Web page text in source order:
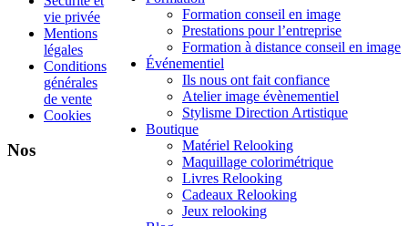
Formation conseil en image
Prestations pour l’entreprise
Formation à distance conseil en image
Événementiel
Ils nous ont fait confiance
Atelier image évènementiel
Stylisme Direction Artistique
Boutique
Matériel Relooking
Maquillage colorimétrique
Livres Relooking
Cadeaux Relooking
Jeux relooking
vie privée
Mentions
légales
Conditions
générales
de vente
Cookies
Nos